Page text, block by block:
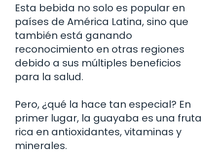
Esta bebida no solo es popular en
países de América Latina, sino que
también está ganando
reconocimiento en otras regiones
debido a sus múltiples beneficios
para la salud.
Pero, ¿qué la hace tan especial? En
primer lugar, la guayaba es una fruta
rica en antioxidantes, vitaminas y
minerales.